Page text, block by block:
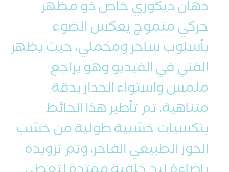
دهان ديكوري خاص ذو مظهر
حركي متموج يعكس الضوء
بأسلوب ساحر ومخملي، حيث يظهر
الفني في الفيديو وهو يراجع
ملمس واستواء الجدار بدقة
متناهية. تم تأطير هذا الحائط
بتكسيات خشبية طولية من خشب
الجوز الطبيعي الفاخر، وتم تزويده